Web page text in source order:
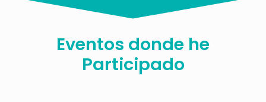
Eventos donde he
Participado